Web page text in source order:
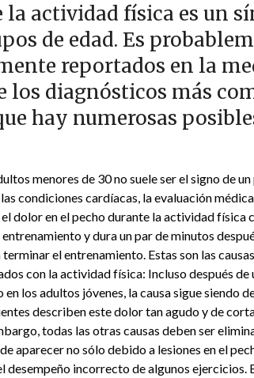
la actividad física es un
de edad. Es
reportados en la
los diagnósticos más
hay numerosas
menores de 30 no suele ser el signo de
condiciones cardíacas, la evaluación
dolor en el pecho durante la actividad física
y dura un par de minutos
el entrenamiento. Estas son las
con la actividad física: Incluso después de
los adultos jóvenes, la causa sigue siendo
describen este dolor tan agudo y de
todas las otras causas deben ser
aparecer no sólo debido a lesiones en el
desempeño incorrecto de algunos ejercicios.